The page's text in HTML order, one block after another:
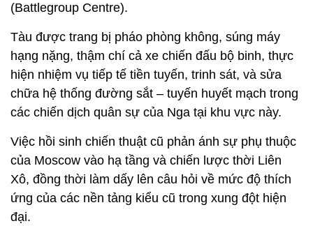
(Battlegroup Centre).
Tàu được trang bị pháo phòng không, súng máy
hạng nặng, thậm chí cả xe chiến đấu bộ binh, thực
hiện nhiệm vụ tiếp tế tiền tuyến, trinh sát, và sửa
chữa hệ thống đường sắt – tuyến huyết mạch trong
các chiến dịch quân sự của Nga tại khu vực này.
Việc hồi sinh chiến thuật cũ phản ánh sự phụ thuộc
của Moscow vào hạ tầng và chiến lược thời Liên
Xô, đồng thời làm dấy lên câu hỏi về mức độ thích
ứng của các nền tảng kiểu cũ trong xung đột hiện
đại.